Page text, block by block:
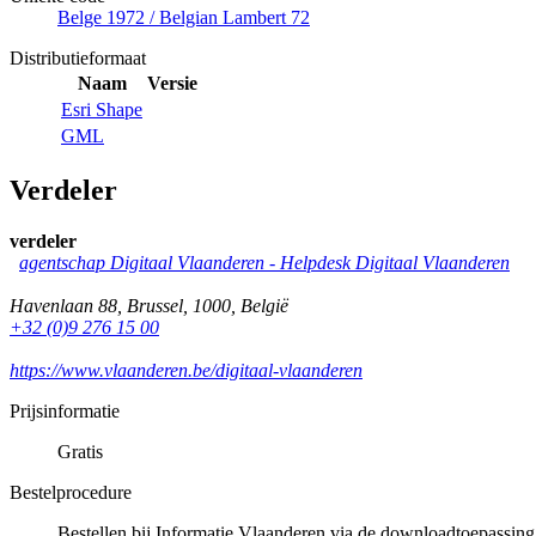
Belge 1972 / Belgian Lambert 72
Distributieformaat
Naam
Versie
Esri Shape
GML
Verdeler
verdeler
agentschap Digitaal Vlaanderen - Helpdesk Digitaal Vlaanderen
Havenlaan 88 Brussel 1000 België
+32 (0)9 276 15 00
https://www.vlaanderen.be/digitaal-vlaanderen
Prijsinformatie
Gratis
Bestelprocedure